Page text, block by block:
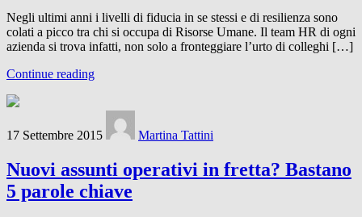
Negli ultimi anni i livelli di fiducia in se stessi e di resilienza sono
colati a picco tra chi si occupa di Risorse Umane. Il team HR di ogni
azienda si trova infatti, non solo a fronteggiare l’urto di colleghi […]
Continue reading
17 Settembre 2015 Martina Tattini
Nuovi assunti operativi in fretta? Bastano
5 parole chiave